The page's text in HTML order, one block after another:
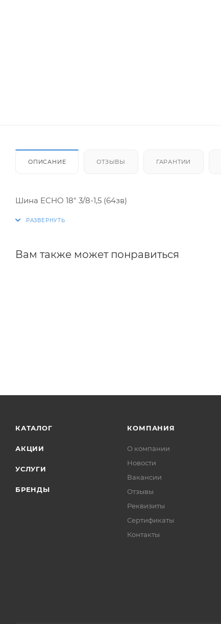
ОПИСАНИЕ ОТЗЫВЫ ГАРАНТИИ
Шина ECHO 18" 3/8-1,5 (64зв)
Вам также может понравиться
КАТАЛОГ
АКЦИИ
УСЛУГИ
БРЕНДЫ
КОМПАНИЯ
О компании
Новости
Вакансии
Отзывы
Реквизиты
Сертификаты
Контакты